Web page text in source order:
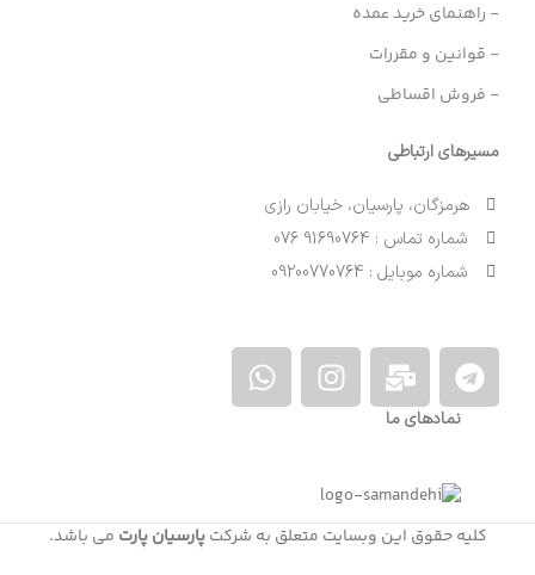
- راهنمای خرید عمده
- قوانین و مقررات
- فروش اقساطی
مسیرهای ارتباطی
هرمزگان، پارسیان، خیابان رازی
شماره تماس : 91690764 076
شماره موبایل : 09200770764
نمادهای ما
کلیه حقوق این وبسایت متعلق به شرکتپارسیان پارت می باشد.